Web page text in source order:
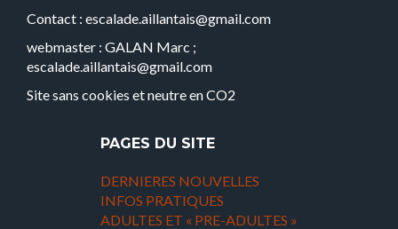
Contact : escalade.aillantais@gmail.com
webmaster : GALAN Marc ;
escalade.aillantais@gmail.com
Site sans cookies et neutre en CO2
PAGES DU SITE
DERNIERES NOUVELLES
INFOS PRATIQUES
ADULTES ET « PRE-ADULTES »